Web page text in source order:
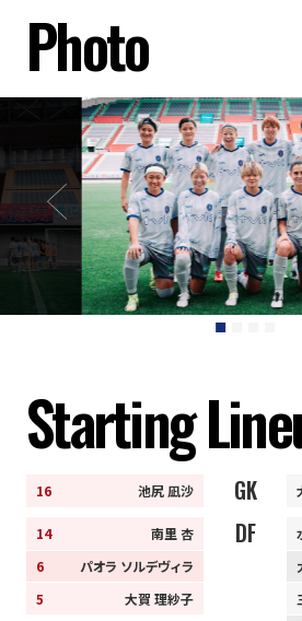
Photo
Starting
16 池尻 凪沙 GK
14
南里 杏
6
パオラ ソルデヴィラ
5
大賀 理紗子
DF